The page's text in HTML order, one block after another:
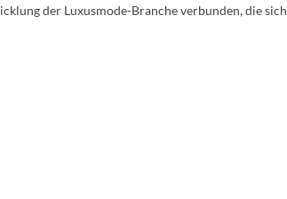
der Luxusmode-Branche verbunden, die sich